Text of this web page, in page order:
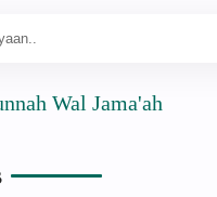
Wal Jama'ah